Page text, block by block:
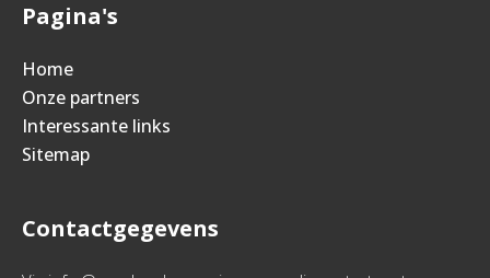
Pagina's
Home
Onze partners
Interessante links
Sitemap
Contactgegevens